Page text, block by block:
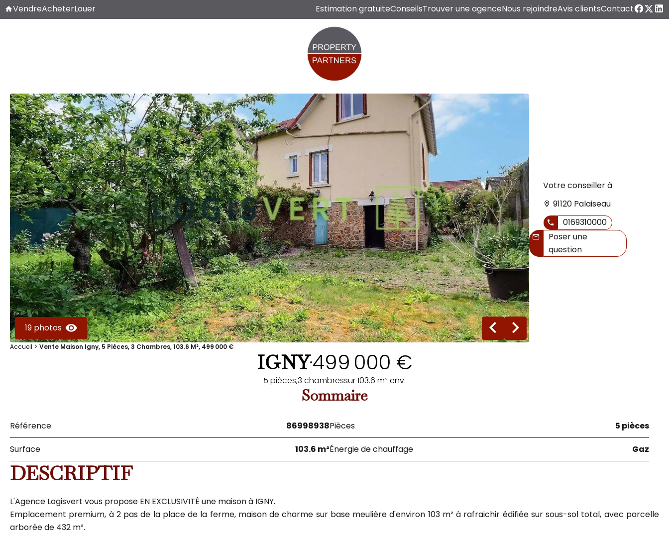
VendreAcheterLouer Estimation gratuiteConseilsTrouver une agenceNous rejoindreAvis clientsContact
19 photos
Votre conseiller à
91120 Palaiseau
0169310000
Poser une
question
Accueil Vente Maison Igny, 5 Pièces, 3 Chambres, 103.6 M², 499 000 €
IGNY•499 000 €
5 pièces,3 chambressur 103.6 m² env.
Sommaire
Référence 86998938Pièces 5 pièces
Surface 103.6 m²Énergie de chauffage Gaz
DESCRIPTIF
L'Agence Logisvert vous propose EN EXCLUSIVITÉ une maison à IGNY.
Emplacement premium, à 2 pas de la place de la ferme, maison de charme sur base meulière d'environ 103 m² à rafraichir édifiée sur sous-sol total, avec parcelle
arborée de 432 m².